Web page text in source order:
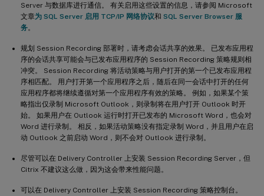
Server 与数据库进行通信。 有关启用这些设置的信息，请参阅 Microsoft
文章为 SQL Server 启用 TCP/IP 网络协议和 SQL Server Browser 服
务。
规划 Session Recording 部署时，请考虑会话共享的效果。 已发布应用程
序的会话共享可能会与已发布应用程序的 Session Recording 策略规则相
冲突。 Session Recording 将活动策略与用户打开的第一个已发布应用程
序相匹配。 用户打开第一个应用程序之后，随后在同一会话中打开的任何
应用程序都将继续遵循对第一个应用程序有效的策略。 例如，如果某个策
略指出仅录制 Microsoft Outlook，则录制将在用户打开 Outlook 时开
始。 如果用户在 Outlook 运行时打开已发布的 Microsoft Word，也会对
Word 进行录制。 相反，如果活动策略没有指定录制 Word，并且用户在启
动 Outlook 之前启动 Word，则不会对 Outlook 进行录制。
尽管可以在 Delivery Controller 上安装 Session Recording Server，但
Citrix 不建议这么做，因为这会带来性能问题。
可以在 Delivery Controller 上安装 Session Recording 策略控制台。